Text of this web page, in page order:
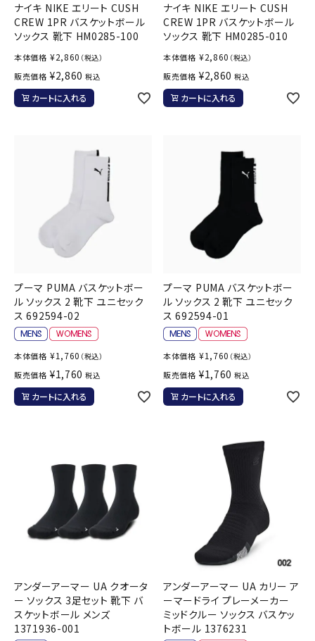
ナイキ NIKE エリート CUSH
CREW 1PR バスケットボール
ソックス 靴下 HM0285-100
本体価格 ¥2,860 （税込）
販売価格 ¥2,860 税込
カートに入れる
ナイキ NIKE エリート CUSH
CREW 1PR バスケットボール
ソックス 靴下 HM0285-010
本体価格 ¥2,860 （税込）
販売価格 ¥2,860 税込
カートに入れる
プーマ PUMA バスケットボー
ル ソックス 2 靴下 ユニセック
ス 692594-02
本体価格 ¥1,760 （税込）
販売価格 ¥1,760 税込
カートに入れる
プーマ PUMA バスケットボー
ル ソックス 2 靴下 ユニセック
ス 692594-01
本体価格 ¥1,760 （税込）
販売価格 ¥1,760 税込
カートに入れる
アンダーアーマー UA クオータ
ー ソックス 3足セット 靴下 バ
スケットボール メンズ
1371936-001
アンダーアーマー UA カリー ア
ーマードライ プレーメーカー
ミッドクルー ソックス バスケッ
トボール 1376231